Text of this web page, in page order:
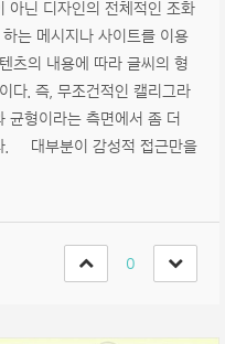
아닌 디자인의 전체적인 조화
는 메시지나 사이트를 이용
츠의 내용에 따라 글씨의 형
다. 즉, 무조건적인 캘리그라
균형이라는 측면에서 좀 더
. 대부분이 감성적 접근만을
0